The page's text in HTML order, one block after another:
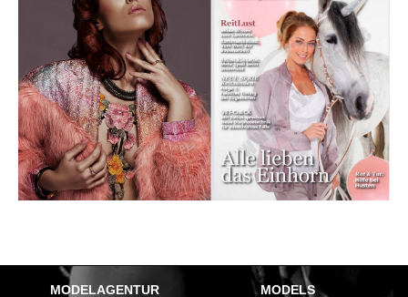
MODELAGENTUR MODELS